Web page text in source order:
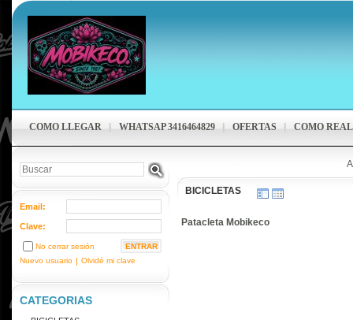
COMO LLEGAR WHATSAP 3416464829 OFERTAS COMO
Email:
Clave:
No cerrar sesión
Nuevo usuario | Olvidé mi clave
CATEGORIAS
BICICLETAS
Patacleta Mobikeco